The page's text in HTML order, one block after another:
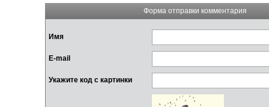
Форма отправки комментария
Имя
E-mail
Укажите код с картинки